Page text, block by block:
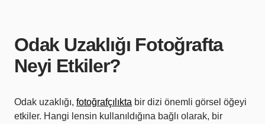
Odak Uzaklığı Fotoğrafta
Neyi Etkiler?
Odak uzaklığı, fotoğrafçılıkta bir dizi önemli görsel öğeyi
etkiler. Hangi lensin kullanıldığına bağlı olarak, bir